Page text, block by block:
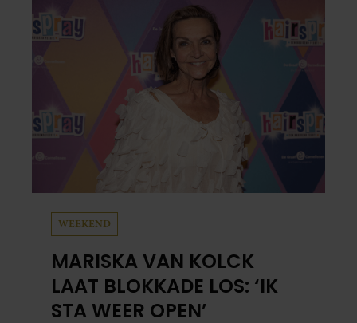
zonovergoten bestemming én vertelt ze hoe
bijzonder de reis voor haar is geweest.
WEEKEND
MARISKA VAN KOLCK
LAAT BLOKKADE LOS: ‘IK
STA WEER OPEN’